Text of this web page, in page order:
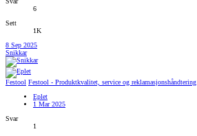
6
Sett
1K
8 Sep 2025
Snikkar
Festool Festool - Produktkvalitet, service og reklamasjonshåndtering
Eplet
1 Mar 2025
Svar
1